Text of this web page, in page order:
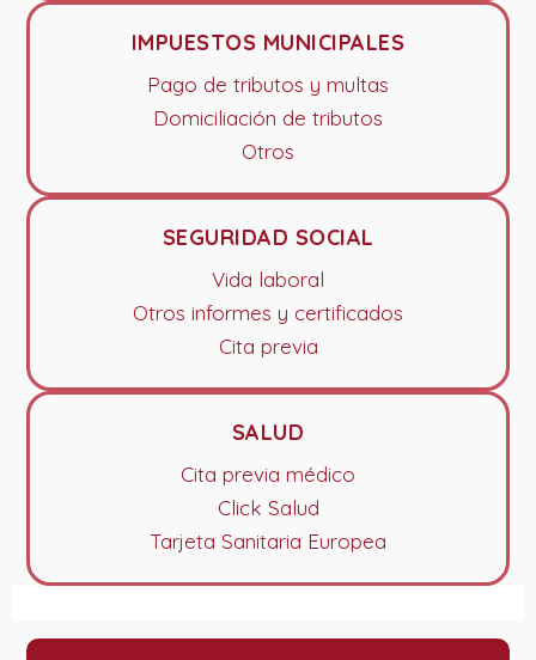
IMPUESTOS MUNICIPALES
Pago de tributos y multas
Domiciliación de tributos
Otros
SEGURIDAD SOCIAL
Vida laboral
Otros informes y certificados
Cita previa
SALUD
Cita previa médico
Click Salud
Tarjeta Sanitaria Europea